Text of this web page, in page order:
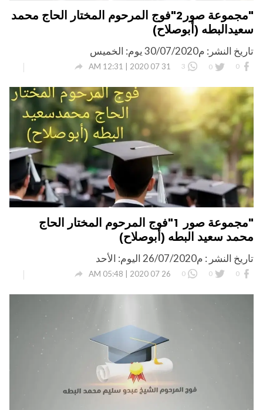
"مجموعة صور2"فوج المرحوم المختار الحاج محمد
سعيدالبطه (أبوصلاح)
تاريخ النشر: م30/07/2020 يوم: الخميس
0
0
3
31 07 2020 | 12:31 AM

"مجموعة صور 1"فوج المرحوم المختار الحاج
محمد سعيد البطه (أبوصلاح)
تاريخ النشر : م26/07/2020 اليوم: الأحد
0
0
0
26 07 2020 | 05:48 AM
